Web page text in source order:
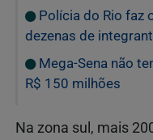
Polícia do Rio faz
dezenas de
Mega-Sena não
R$ 150 milhões
Na zona sul, mais